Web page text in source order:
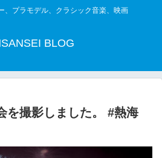
、プラモデル、クラシック音楽、映画
BLOG
を撮影しました。 #熱海